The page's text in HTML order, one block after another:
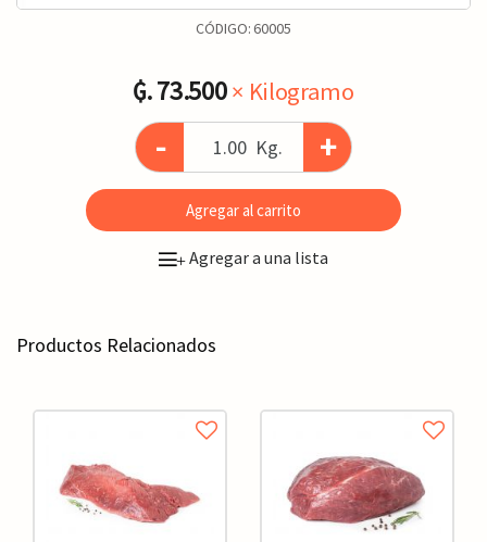
CÓDIGO:60005
₲. 73.500× Kilogramo
- Kg. +
Agregar al carrito
+Agregar a una lista
Productos Relacionados